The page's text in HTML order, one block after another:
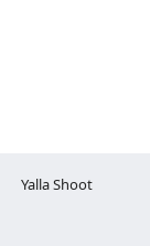
Yalla Shoot